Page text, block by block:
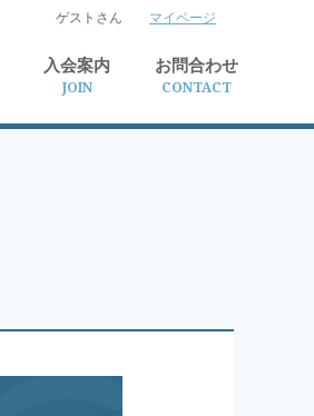
検索
ゲストさん マイページ
入会案内
JOIN
お問合わせ
CONTACT